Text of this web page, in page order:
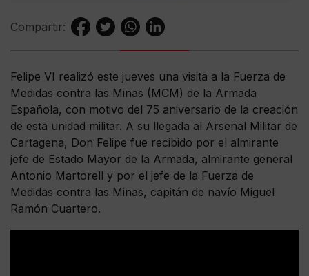
Compartir:
Felipe VI realizó este jueves una visita a la Fuerza de
Medidas contra las Minas (MCM) de la Armada
Española, con motivo del 75 aniversario de la creación
de esta unidad militar. A su llegada al Arsenal Militar de
Cartagena, Don Felipe fue recibido por el almirante
jefe de Estado Mayor de la Armada, almirante general
Antonio Martorell y por el jefe de la Fuerza de
Medidas contra las Minas, capitán de navío Miguel
Ramón Cuartero.